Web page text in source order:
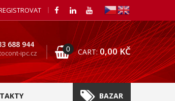
688 944
ipc.cz 0 CART: 0,00KČ
BAZAR